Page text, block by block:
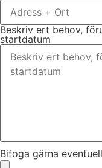
Beskriv ert behov,
startdatum
Bifoga gärna